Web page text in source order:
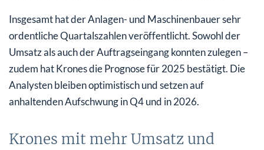
Insgesamt hat der Anlagen- und Maschinenbauer sehr
ordentliche Quartalszahlen veröffentlicht. Sowohl der
Umsatz als auch der Auftragseingang konnten zulegen –
zudem hat Krones die Prognose für 2025 bestätigt. Die
Analysten bleiben optimistisch und setzen auf
anhaltenden Aufschwung in Q4 und in 2026.
Krones mit mehr Umsatz und